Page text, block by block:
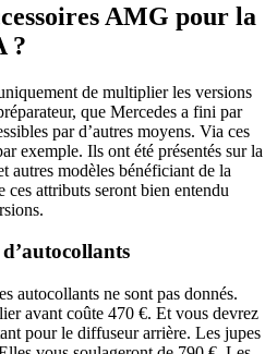
AMG pour la
?
de multiplier les versions
que Mercedes a fini par
par d’autres moyens. Via ces
exemple. Ils ont été présentés sur la
autres modèles bénéficiant de la
attributs seront bien entendu
autocollants ne sont pas donnés.
avant coûte 470 €. Et vous devrez
pour le diffuseur arrière. Les jupes